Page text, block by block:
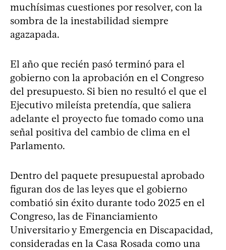
muchísimas cuestiones por resolver, con la
sombra de la inestabilidad siempre
agazapada.
El año que recién pasó terminó para el
gobierno con la aprobación en el Congreso
del presupuesto. Si bien no resultó el que el
Ejecutivo mileísta pretendía, que saliera
adelante el proyecto fue tomado como una
señal positiva del cambio de clima en el
Parlamento.
Dentro del paquete presupuestal aprobado
figuran dos de las leyes que el gobierno
combatió sin éxito durante todo 2025 en el
Congreso, las de Financiamiento
Universitario y Emergencia en Discapacidad,
consideradas en la Casa Rosada como una